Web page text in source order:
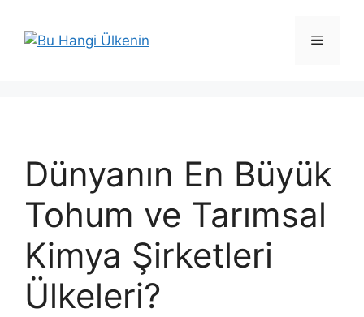
Menü
Dünyanın En Büyük
Tohum ve Tarımsal
Kimya Şirketleri
Ülkeleri?